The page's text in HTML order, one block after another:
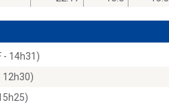
- 14h31)
12h30)